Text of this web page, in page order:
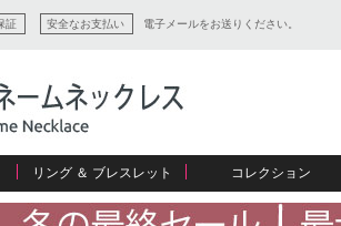
証 安全なお支払い 電子メールをお送りください。
リング ＆ ブレスレット
コレクション